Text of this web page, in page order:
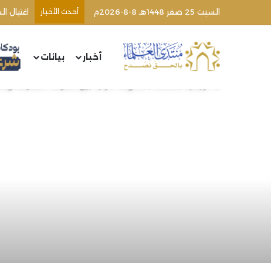
السبت 25 صفر 1448هـ 8-8-2026م أحدث الأخبار
أخبار بيانات